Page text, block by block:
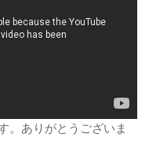
。ありがとうございま